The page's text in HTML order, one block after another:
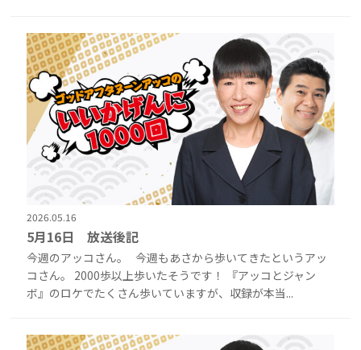
2026.05.16
5月16日 放送後記
今週のアッコさん。 今週もあさから歩いてきたというアッ
コさん。 2000歩以上歩いたそうです！ 『アッコとジャン
ボ』のロケでたくさん歩いていますが、収録が本当...